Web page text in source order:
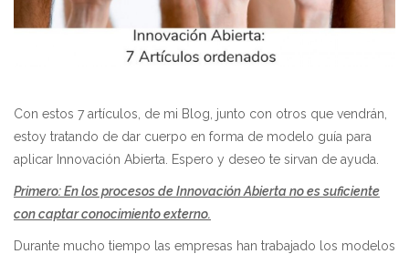
Con estos 7 artículos, de mi Blog, junto con otros que vendrán,
estoy tratando de dar cuerpo en forma de modelo guía para
aplicar Innovación Abierta. Espero y deseo te sirvan de ayuda.
Primero: En los procesos de Innovación Abierta no es suficiente
con captar conocimiento externo.
Durante mucho tiempo las empresas han trabajado los modelos